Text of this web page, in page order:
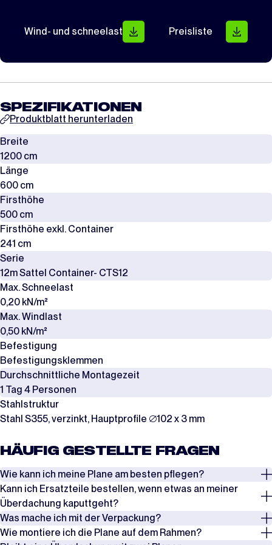
Wind- und schneelast Preisliste
SPEZIFIKATIONEN
Produktblatt herunterladen
Breite
1200 cm
Länge
600 cm
Firsthöhe
500 cm
Firsthöhe exkl. Container
241 cm
Serie
12m Sattel Container- CTS12
Max. Schneelast
0,20 kN/m²
Max. Windlast
0,50 kN/m²
Befestigung
Befestigungsklemmen
Durchschnittliche Montagezeit
1 Tag 4 Personen
Stahlstruktur
Stahl S355, verzinkt, Hauptprofile ∅102 x 3 mm
HÄUFIG GESTELLTE FRAGEN
Wie kann ich meine Plane am besten pflegen?
Überprüfen Sie regelmäßig die Spannung der Seile, Spanngurte und
Windverbände, insbesondere nach Phasen mit starkem Wind oder
starkem Schneefall. Entfernen Sie Schnee rechtzeitig, um eine
Überlastung zu vermeiden.
Kann ich Ersatzteile bestellen, wenn etwas an meiner
Überdachung kaputtgeht?
Ja, es ist möglich, Ersatzteile zu bestellen, wenn etwas an Ihrer
Überdachung kaputtgeht. In den meisten Fällen kann ein Schaden
Was mache ich mit der Verpackung?
Die Planen werden in Kartons verpackt, während die Rahmen in Stahl-
Wie montiere ich die Plane auf dem Rahmen?